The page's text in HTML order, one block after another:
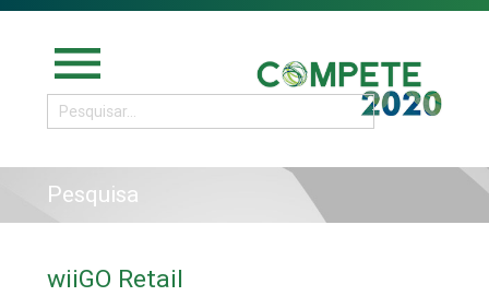
menu
Pesquisa
wiiGO Retail